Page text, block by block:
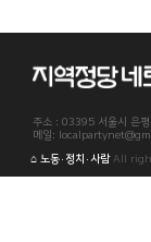
주소 : 03395 서울시 은
메일:
⌂ 노동·정치·사람All